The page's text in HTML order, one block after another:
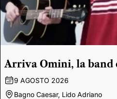
Arriva Omini, la band
9 AGOSTO 2026
Bagno Caesar, Lido Adriano